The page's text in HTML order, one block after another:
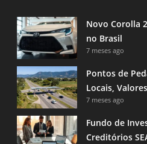
Novo Corolla
no Brasil
7 meses ago
Pontos de
Locais,
7 meses ago
Fundo de
Creditórios